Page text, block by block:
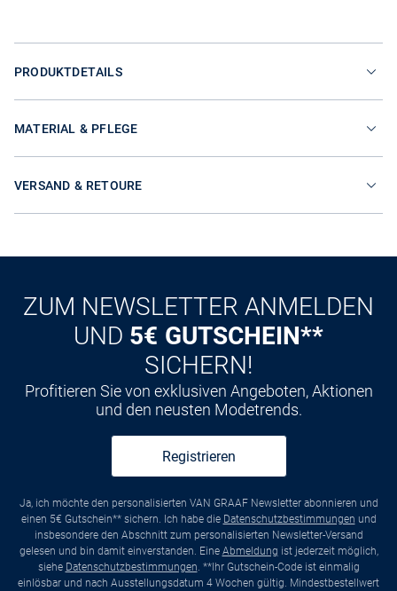
PRODUKTDETAILS
MATERIAL & PFLEGE
VERSAND & RETOURE
ZUM NEWSLETTER ANMELDEN
UND 5€ GUTSCHEIN**
SICHERN!
Profitieren Sie von exklusiven Angeboten, Aktionen
und den neusten Modetrends.
Registrieren
Ja, ich möchte den personalisierten VAN GRAAF Newsletter abonnieren und
einen 5€ Gutschein** sichern. Ich habe die Datenschutzbestimmungen und
insbesondere den Abschnitt zum personalisierten Newsletter-Versand
gelesen und bin damit einverstanden. Eine Abmeldung ist jederzeit möglich,
siehe Datenschutzbestimmungen. **Ihr Gutschein-Code ist einmalig
einlösbar und nach Ausstellungsdatum 4 Wochen gültig. Mindestbestellwert